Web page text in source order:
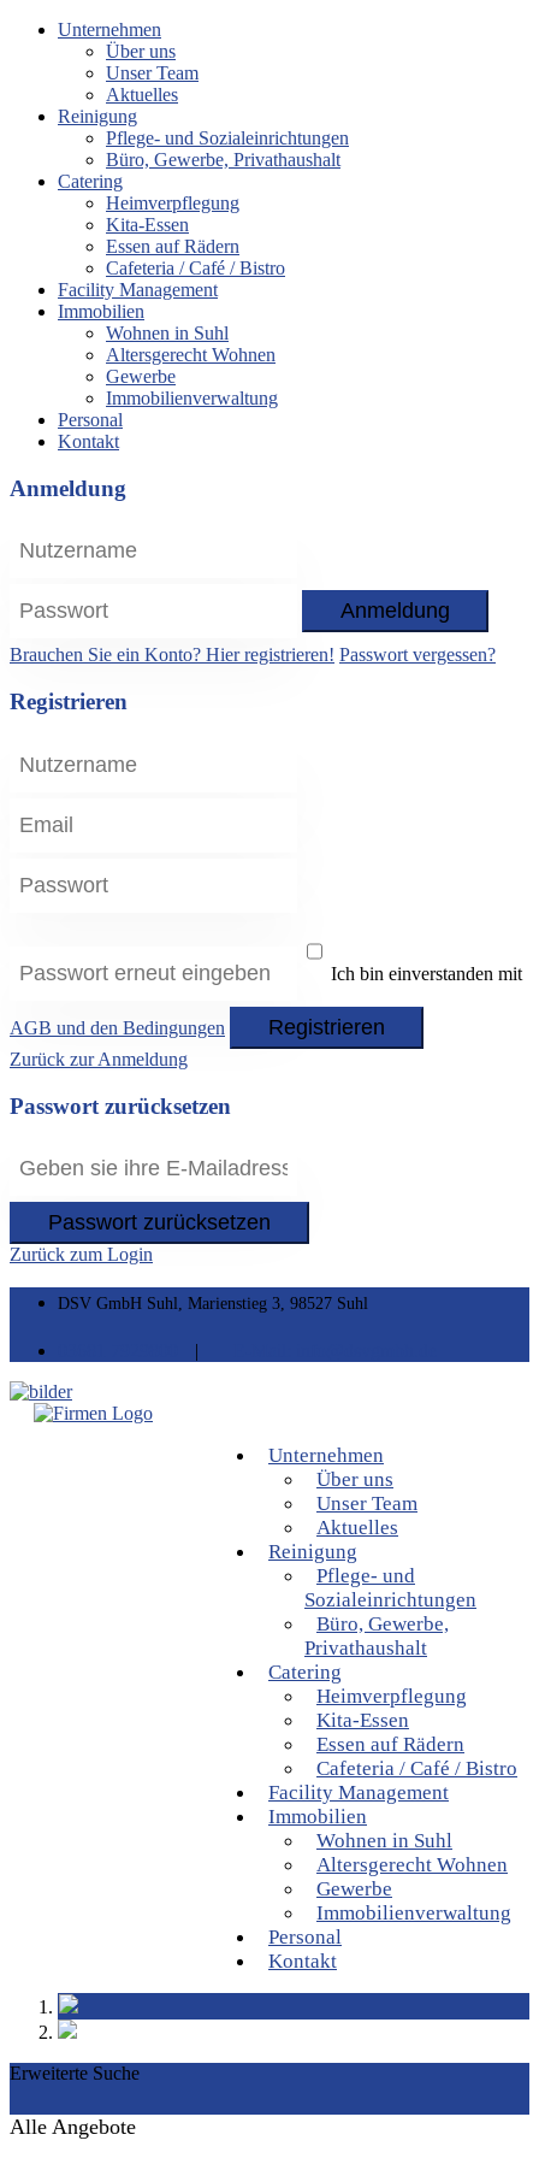
Unternehmen
Über uns
Unser Team
Aktuelles
Reinigung
Pflege- und Sozialeinrichtungen
Büro, Gewerbe, Privathaushalt
Catering
Heimverpflegung
Kita-Essen
Essen auf Rädern
Cafeteria / Café / Bistro
Facility Management
Immobilien
Wohnen in Suhl
Altersgerecht Wohnen
Gewerbe
Immobilienverwaltung
Personal
Kontakt
Anmeldung
Anmeldung
Brauchen Sie ein Konto? Hier registrieren! Passwort vergessen?
Registrieren
Ich bin einverstanden mit
AGB und den Bedingungen Registrieren
Zurück zur Anmeldung
Passwort zurücksetzen
Passwort zurücksetzen
Zurück zum Login
DSV GmbH Suhl, Marienstieg 3, 98527 Suhl
|
Unternehmen
Über uns
Unser Team
Aktuelles
Reinigung
Pflege- und
Sozialeinrichtungen
Büro, Gewerbe,
Privathaushalt
Catering
Heimverpflegung
Kita-Essen
Essen auf Rädern
Cafeteria / Café / Bistro
Facility Management
Immobilien
Wohnen in Suhl
Altersgerecht Wohnen
Gewerbe
Immobilienverwaltung
Personal
Kontakt
Erweiterte Suche
Alle Angebote